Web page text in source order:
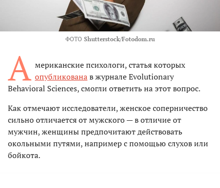
ФОТО Shutterstock/Fotodom.ru
А мериканские психологи, статья которых
опубликованав журнале Evolutionary
Behavioral Sciences, смогли ответить на этот вопрос.
Как отмечают исследователи, женское соперничество
сильно отличается от мужского — в отличие от
мужчин, женщины предпочитают действовать
окольными путями, например с помощью слухов или
бойкота.